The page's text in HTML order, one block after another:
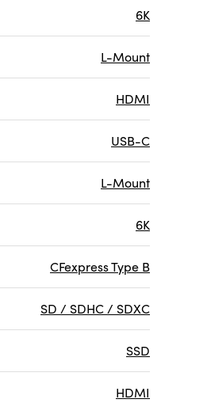
6K
L-Mount
HDMI
USB-C
L-Mount
6K
CFexpress Type B
SD / SDHC / SDXC
SSD
HDMI